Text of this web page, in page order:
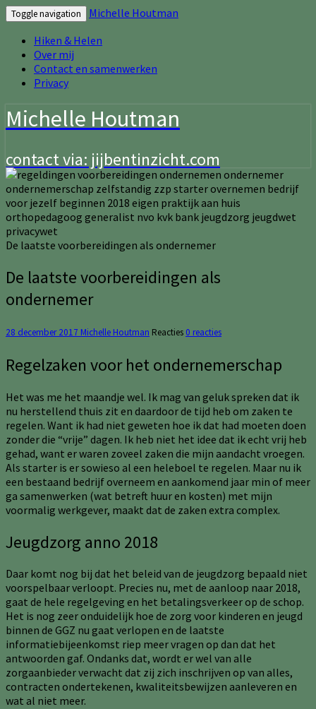
Toggle navigation
Michelle Houtman
Hiken & Helen
Over mij
Contact en samenwerken
Privacy
Michelle Houtman
contact via: jijbentinzicht.com
De laatste voorbereidingen als ondernemer
De laatste voorbereidingen als
ondernemer
28 december 2017 Michelle Houtman Reacties 0 reacties
Regelzaken voor het ondernemerschap
Het was me het maandje wel. Ik mag van geluk spreken dat ik
nu herstellend thuis zit en daardoor de tijd heb om zaken te
regelen. Want ik had niet geweten hoe ik dat had moeten doen
zonder die “vrije” dagen. Ik heb niet het idee dat ik echt vrij heb
gehad, want er waren zoveel zaken die mijn aandacht vroegen.
Als starter is er sowieso al een heleboel te regelen. Maar nu ik
een bestaand bedrijf overneem en aankomend jaar min of meer
ga samenwerken (wat betreft huur en kosten) met mijn
voormalig werkgever, maakt dat de zaken extra complex.
Jeugdzorg anno 2018
Daar komt nog bij dat het beleid van de jeugdzorg bepaald niet
voorspelbaar verloopt. Precies nu, met de aanloop naar 2018,
gaat de hele regelgeving en het betalingsverkeer op de schop.
Het is nog zeer onduidelijk hoe de zorg voor kinderen en jeugd
binnen de GGZ nu gaat verlopen en de laatste
informatiebijeenkomst riep meer vragen op dan dat het
antwoorden gaf. Ondanks dat, wordt er wel van alle
zorgaanbieder verwacht dat zij zich inschrijven op van alles,
contracten ondertekenen, kwaliteitsbewijzen aanleveren en
wat al niet meer.